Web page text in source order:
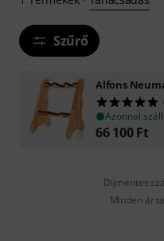
Szűrő
Alfons
Azonnal
66 100 Ft
Díjmentes
Minden ár